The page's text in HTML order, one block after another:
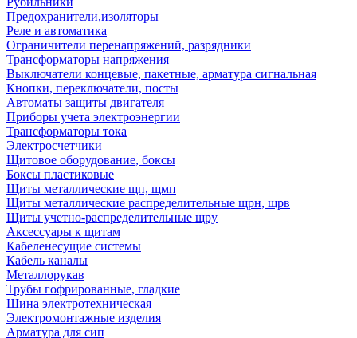
Предохранители,изоляторы
Реле и автоматика
Ограничители перенапряжений, разрядники
Трансформаторы напряжения
Выключатели концевые, пакетные, арматура сигнальная
Кнопки, переключатели, посты
Автоматы защиты двигателя
Приборы учета электроэнергии
Трансформаторы тока
Электросчетчики
Щитовое оборудование, боксы
Боксы пластиковые
Щиты металлические щп, щмп
Щиты металлические распределительные щрн, щрв
Щиты учетно-распределительные щру
Аксессуары к щитам
Кабеленесущие системы
Кабель каналы
Металлорукав
Трубы гофрированные, гладкие
Шина электротехническая
Электромонтажные изделия
Арматура для сип